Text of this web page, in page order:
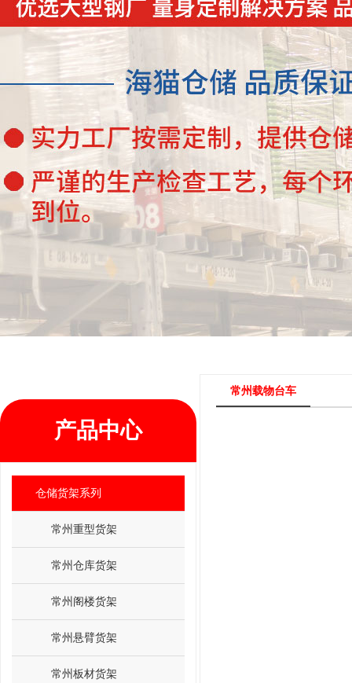
产品中心
仓储货架系列
常州重型货架
常州仓库货架
常州阁楼货架
常州悬臂货架
常州板材货架
常州载物台车